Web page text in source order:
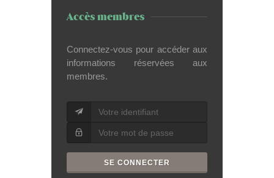
Accès membres
Connectez-vous pour accéder aux
informations réservées aux
membres.